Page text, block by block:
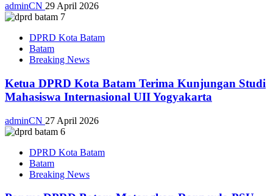
adminCN 29 April 2026
DPRD Kota Batam
Batam
Breaking News
Ketua DPRD Kota Batam Terima Kunjungan Studi
Mahasiswa Internasional UII Yogyakarta
adminCN 27 April 2026
DPRD Kota Batam
Batam
Breaking News